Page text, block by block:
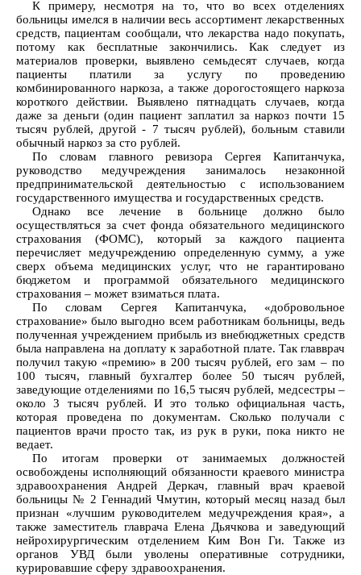
К примеру, несмотря на то, что во всех отделениях
больницы имелся в наличии весь ассортимент лекарственных
средств, пациентам сообщали, что лекарства надо покупать,
потому как бесплатные закончились. Как следует из
материалов проверки, выявлено семьдесят случаев, когда
пациенты платили за услугу по проведению
комбинированного наркоза, а также дорогостоящего наркоза
короткого действии. Выявлено пятнадцать случаев, когда
даже за деньги (один пациент заплатил за наркоз почти 15
тысяч рублей, другой - 7 тысяч рублей), больным ставили
обычный наркоз за сто рублей.
По словам главного ревизора Сергея Капитанчука,
руководство медучреждения занималось незаконной
предпринимательской деятельностью с использованием
государственного имущества и государственных средств.
Однако все лечение в больнице должно было
осуществляться за счет фонда обязательного медицинского
страхования (ФОМС), который за каждого пациента
перечисляет медучреждению определенную сумму, а уже
сверх объема медицинских услуг, что не гарантировано
бюджетом и программой обязательного медицинского
страхования – может взиматься плата.
По словам Сергея Капитанчука, «добровольное
страхование» было выгодно всем работникам больницы, ведь
полученная учреждением прибыль из внебюджетных средств
была направлена на доплату к заработной плате. Так главврач
получил такую «премию» в 200 тысяч рублей, его зам – по
100 тысяч, главный бухгалтер более 50 тысяч рублей,
заведующие отделениями по 16,5 тысяч рублей, медсестры –
около 3 тысяч рублей. И это только официальная часть,
которая проведена по документам. Сколько получали с
пациентов врачи просто так, из рук в руки, пока никто не
ведает.
По итогам проверки от занимаемых должностей
освобождены исполняющий обязанности краевого министра
здравоохранения Андрей Деркач, главный врач краевой
больницы № 2 Геннадий Чмутин, который месяц назад был
признан «лучшим руководителем медучреждения края», а
также заместитель главрача Елена Дьячкова и заведующий
нейрохирургическим отделением Ким Вон Ги. Также из
органов УВД были уволены оперативные сотрудники,
курировавшие сферу здравоохранения.